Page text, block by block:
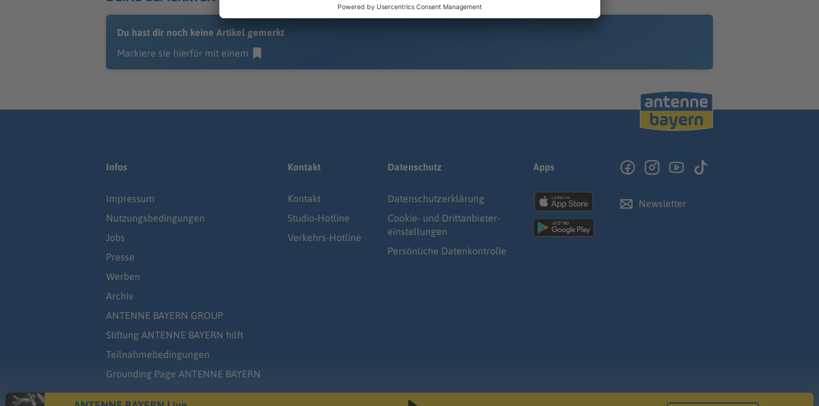
Du hast dir noch keine Artikel gemerkt
Markiere sie hierfür mit einem
Infos
Impressum
Nutzungsbedingungen
Jobs
Presse
Werben
Archiv
ANTENNE BAYERN GROUP
Stiftung ANTENNE BAYERN hilft
Teilnahmebedingungen
Grounding Page ANTENNE BAYERN
Kontakt
Kontakt
Studio-Hotline
Verkehrs-Hotline
Datenschutz
Datenschutz­erklärung
Cookie- und Drittanbieter-
einstellungen
Persönliche Datenkontrolle
Apps
Newsletter